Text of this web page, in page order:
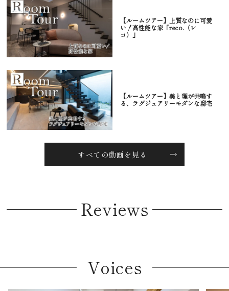
【ルームツアー】上質なのに可愛
い！高性能な家「reco.（レ
コ）」
【ルームツアー】美と理が共鳴す
る、ラグジュアリーモダンな邸宅
すべての動画を見る
Reviews
Voices